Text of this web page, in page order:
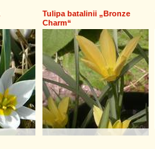
Tulipa batalinii „Bronze
Charm“